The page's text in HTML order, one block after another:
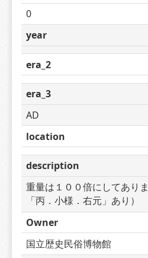
0
year
era_2
era_3
AD
location
description
重量は１００倍にしてあり
「丙．小様．右元」あり）
Owner
国立歴史民俗博物館